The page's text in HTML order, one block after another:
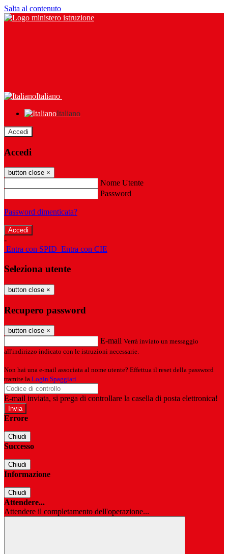
Salta al contenuto
Italiano
Italiano
Accedi
Accedi
button close ×
Nome Utente
Password
Password dimenticata?
-
Entra con SPID Entra con CIE
Seleziona utente
button close ×
Recupero password
button close ×
E-mail Verrà inviato un messaggio
all'indirizzo indicato con le istruzioni necessarie.
Non hai una e-mail associata al nome utente? Effettua il reset della password
tramite la Login Spaggiari
E-mail inviata, si prega di controllare la casella di posta elettronica!
Errore
Chiudi
Successo
Chiudi
Informazione
Chiudi
Attendere...
Attendere il completamento dell'operazione...